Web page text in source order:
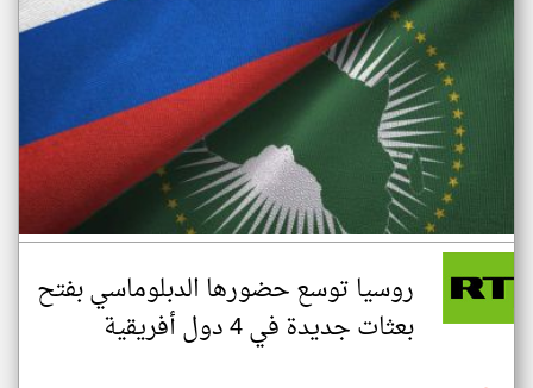
روسيا توسع حضورها الدبلوماسي بفتح
بعثات جديدة في 4 دول أفريقية